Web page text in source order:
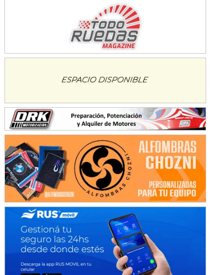
Ciudad de Trenque Lauquen (Asfalto)
Trenque Lauquen (Buenos Aires)
ENTRERRIANO - F6 (POSTERGADA)
El Cerro (Tierra)
Victoria (Entre Ríos)
PATAGONICO - F6
Gral. E. Godoy (Río Negro)
CSK - F7
Juventud Unida (Tierra)
Humboldt (Santa Fe)
NORESTE SANTAFESINO - F6
Ciudad de Avellaneda (Asfalto)
Avellaneda (Santa Fe)
SUR SANTAFESINO - F4
José Samuel Sánchez (Tierra)
Rufino (Santa Fe)